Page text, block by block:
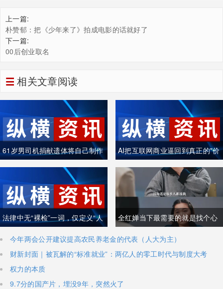
上一篇:
朴赞郁：把《少年来了》拍成电影的话就好了
下一篇:
00后创业取名
相关文章阅读
61岁男司机捐献遗体将自己制作
成木乃伊
AI把互联网商业逼回到真正的"价
值创造"
法律中无“裸检”一词，仅定义“人
身检查”
全红婵当下最需要的就是找个心
理医生
今年两会公开建议提高农民养老金的代表（人大为主）
财新封面｜被瓦解的“标准就业”：两亿人的零工时代与制度大考
权力的本质
9.7分的国产片，埋没9年，突然火了